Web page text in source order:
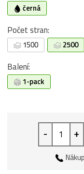
černá
Počet stran:
1500 2500
Balení:
1-pack
- +